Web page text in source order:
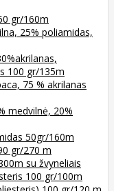
gr/160m
25% poliamidas,
100 gr/135m
75 % akrilanas
medvilnė, 20%
50gr/160m
gr/270 m
su žvyneliais
100 gr/100m